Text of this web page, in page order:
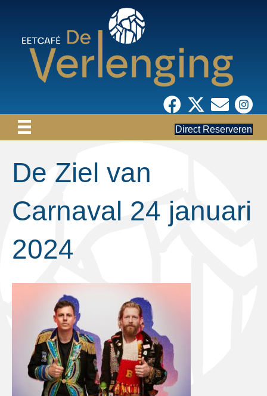
Direct Reserveren
De Ziel van
Carnaval 24 januari
2024